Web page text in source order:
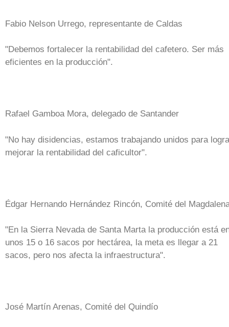
Fabio Nelson Urrego, representante de Caldas
"Debemos fortalecer la rentabilidad del cafetero. Ser más
eficientes en la producción".
Rafael Gamboa Mora, delegado de Santander
"No hay disidencias, estamos trabajando unidos para
mejorar la rentabilidad del caficultor".
Édgar Hernando Hernández Rincón, Comité del
"En la Sierra Nevada de Santa Marta la producción está
unos 15 o 16 sacos por hectárea, la meta es llegar a 21
sacos, pero nos afecta la infraestructura".
José Martín Arenas, Comité del Quindío